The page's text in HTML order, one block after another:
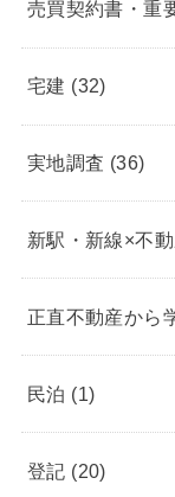
売買契約書・
宅建 (32)
実地調査 (36)
新駅・新線×不
正直不動産から
民泊 (1)
登記 (20)